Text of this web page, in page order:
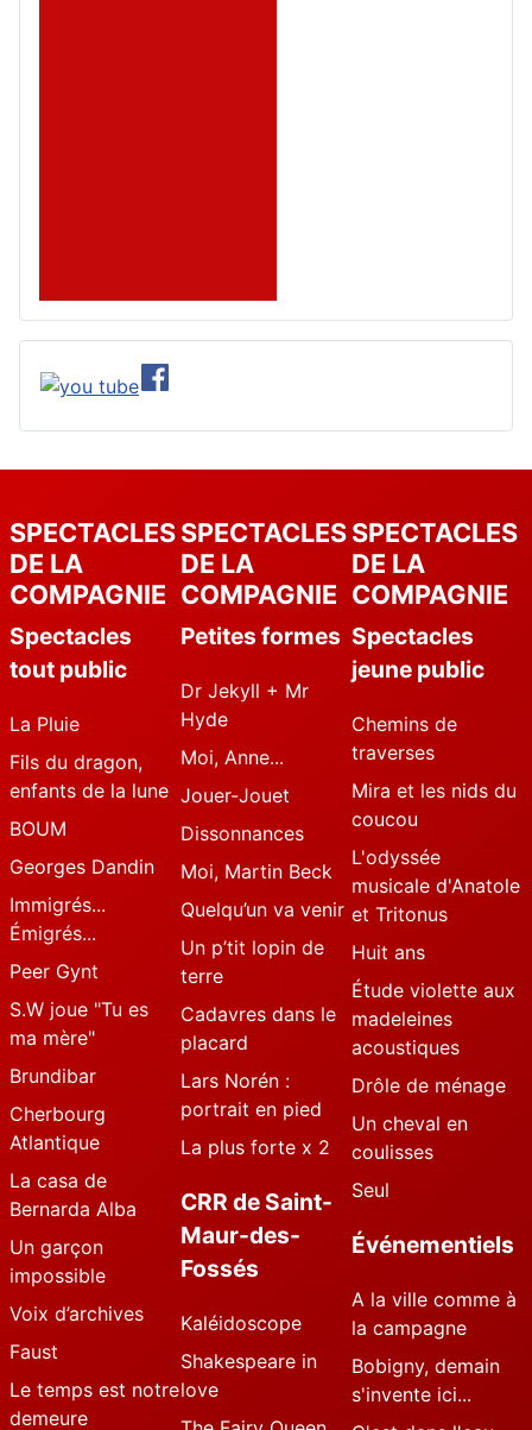
SPECTACLES
DE LA
COMPAGNIE
Spectacles
tout public
La Pluie
Fils du dragon,
enfants de la lune
BOUM
Georges Dandin
Immigrés...
Émigrés...
Peer Gynt
S.W joue "Tu es
ma mère"
Brundibar
Cherbourg
Atlantique
La casa de
Bernarda Alba
Un garçon
impossible
Voix d’archives
Faust
Le temps est notre
demeure
SPECTACLES
DE LA
COMPAGNIE
Petites formes
Dr Jekyll + Mr
Hyde
Moi, Anne...
Jouer-Jouet
Dissonnances
Moi, Martin Beck
Quelqu’un va venir
Un p’tit lopin de
terre
Cadavres dans le
placard
Lars Norén :
portrait en pied
La plus forte x 2
CRR de Saint-
Maur-des-
Fossés
Kaléidoscope
Shakespeare in
love
SPECTACLES
DE LA
COMPAGNIE
Spectacles
jeune public
Chemins de
traverses
Mira et les nids du
coucou
L'odyssée
musicale d'Anatole
et Tritonus
Huit ans
Étude violette aux
madeleines
acoustiques
Drôle de ménage
Un cheval en
coulisses
Seul
Événementiels
A la ville comme à
la campagne
Bobigny, demain
s'invente ici...